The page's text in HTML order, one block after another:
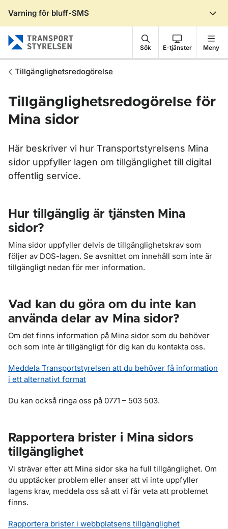
Varning för bluff-SMS
Sök E-tjänster Meny
Tillgänglighetsredogörelse
Tillgänglighetsredogörelse för
Mina sidor
Här beskriver vi hur Transportstyrelsens Mina
sidor uppfyller lagen om tillgänglighet till digital
offentlig service.
Hur tillgänglig är tjänsten Mina
sidor?
Mina sidor uppfyller delvis de tillgänglighetskrav som
följer av DOS-lagen. Se avsnittet om innehåll som inte är
tillgängligt nedan för mer information.
Vad kan du göra om du inte kan
använda delar av Mina sidor?
Om det finns information på Mina sidor som du behöver
och som inte är tillgängligt för dig kan du kontakta oss.
Meddela Transportstyrelsen att du behöver få information
i ett alternativt format
Du kan också ringa oss på 0771 – 503 503.
Rapportera brister i Mina sidors
tillgänglighet
Vi strävar efter att Mina sidor ska ha full tillgänglighet. Om
du upptäcker problem eller anser att vi inte uppfyller
lagens krav, meddela oss så att vi får veta att problemet
finns.
Rapportera brister i webbplatsens tillgänglighet